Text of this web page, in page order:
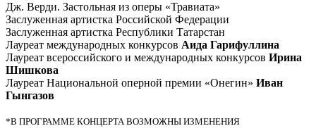
Дж. Верди. Застольная из оперы «Травиата»
Заслуженная артистка Российской Федерации
Заслуженная артистка Республики Татарстан
Лауреат международных конкурсов Аида Гарифуллина
Лауреат всероссийского и международных конкурсов Ирина
Шишкова
Лауреат Национальной оперной премии «Онегин» Иван
Гынгазов
*В ПРОГРАММЕ КОНЦЕРТА ВОЗМОЖНЫ ИЗМЕНЕНИЯ